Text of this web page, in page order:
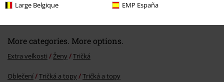
Large Belgique EMP España
More categories. More options.
Extra veľkosti Ženy Tričká
Oblečení Tričká a topy Tričká a topy